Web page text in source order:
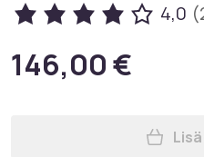
4,0
146,00 €